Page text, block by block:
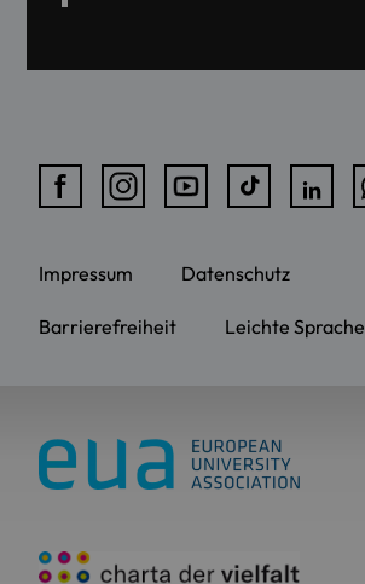
Impressum Datenschutz
Barrierefreiheit Leichte Sprache